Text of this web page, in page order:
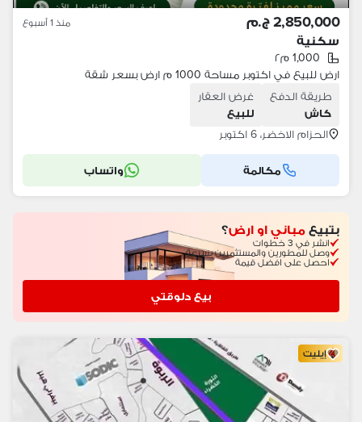
2,850,000 ج.م منذ 1 أسبوع
سكنية
1,000 م٢
ارض للبيع في اكتوبر مساحة 1000 م ارض بسعر شقة
طريقة الدفع
كاش
غرض العقار
للبيع
الحزام الاخضر، 6 اكتوبر
مكالمة واتساب
بتبيعمباني او ارض؟
انشر في 3 خطوات
وصل للمطورين والمستثمرين بسرعة
احصل على افضل قيمة
بيع دلوقتي
إيليت